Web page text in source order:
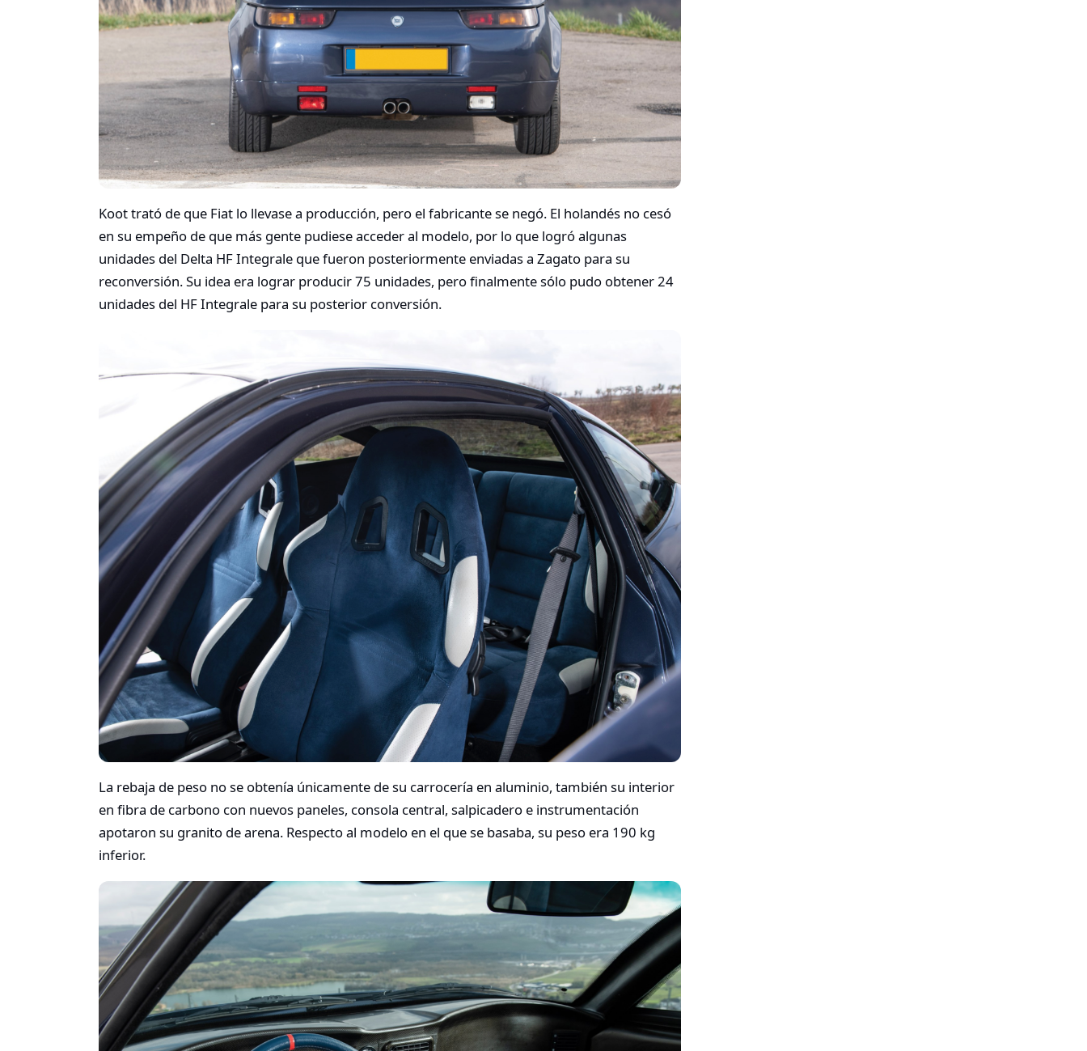
Koot trató de que Fiat lo llevase a producción, pero el fabricante se negó. El holandés no cesó
en su empeño de que más gente pudiese acceder al modelo, por lo que logró algunas
unidades del Delta HF Integrale que fueron posteriormente enviadas a Zagato para su
reconversión. Su idea era lograr producir 75 unidades, pero finalmente sólo pudo obtener 24
unidades del HF Integrale para su posterior conversión.
La rebaja de peso no se obtenía únicamente de su carrocería en aluminio, también su interior
en fibra de carbono con nuevos paneles, consola central, salpicadero e instrumentación
apotaron su granito de arena. Respecto al modelo en el que se basaba, su peso era 190 kg
inferior.